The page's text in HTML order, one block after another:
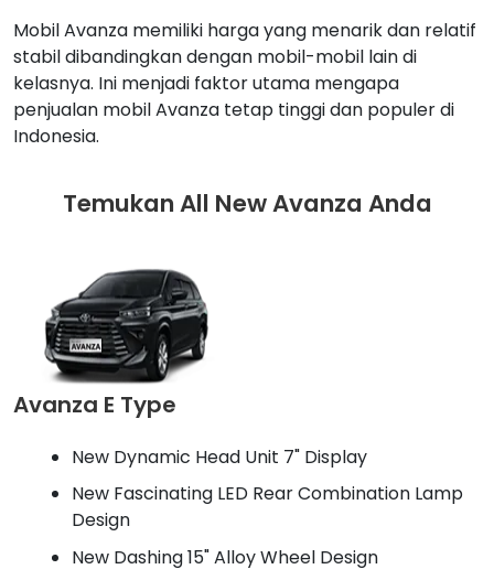
Mobil Avanza memiliki harga yang menarik dan relatif
stabil dibandingkan dengan mobil-mobil lain di
kelasnya. Ini menjadi faktor utama mengapa
penjualan mobil Avanza tetap tinggi dan populer di
Indonesia.
Temukan All New Avanza Anda
Avanza E Type
New Dynamic Head Unit 7" Display
New Fascinating LED Rear Combination Lamp
Design
New Dashing 15" Alloy Wheel Design